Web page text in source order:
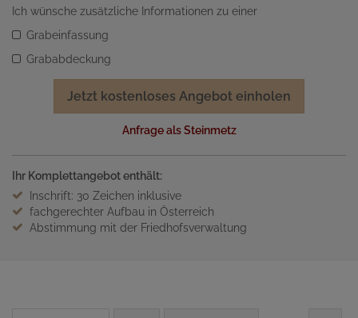
Ich wünsche zusätzliche Informationen zu einer
Grabeinfassung
Grababdeckung
Jetzt kostenloses Angebot einholen
Anfrage als Steinmetz
Ihr Komplettangebot enthält:
Inschrift: 30 Zeichen inklusive
fachgerechter Aufbau in Österreich
Abstimmung mit der Friedhofsverwaltung